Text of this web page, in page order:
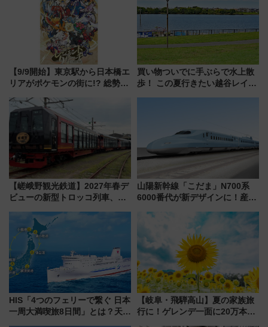
【9/9開始】東京駅から日本橋エ
リアがポケモンの街に!? 総勢
リサーチ」本格謎解き・グッズ
情報まとめ
買い物ついでに手ぶらで水上散
歩！ この夏行きたい越谷レイク
【嵯峨野観光鉄道】2027年春デ
ビューの新型トロッコ列車、い
は2026年で引退
山陽新幹線「こだま」N700系
6000番代が新デザインに！産学
用は今冬から
HIS「4つのフェリーで繋ぐ 日本
一周大満喫旅8日間」とは？天橋
【岐阜・飛騨高山】夏の家族旅
行に！ゲレンデ一面に20万本の